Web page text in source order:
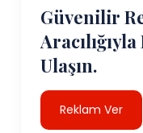
Güvenilir
Ulaşın.
Reklam Ver